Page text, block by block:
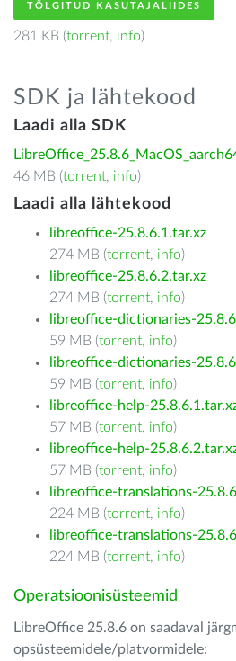
TÕLGITUD KASUTAJALIIDES
281 KB (torrent, info)
SDK ja lähtekood
Laadi alla SDK
46 MB (torrent, info)
Laadi alla lähtekood
libreoffice-25.8.6.1.tar.xz
274 MB (torrent, info)
libreoffice-25.8.6.2.tar.xz
274 MB (torrent, info)
libreoffice-dictionaries-
59 MB (torrent, info)
libreoffice-dictionaries-
59 MB (torrent, info)
libreoffice-help-
57 MB (torrent, info)
libreoffice-help-
57 MB (torrent, info)
libreoffice-translations-
224 MB (torrent, info)
libreoffice-translations-
224 MB (torrent, info)
Operatsioonisüsteemid
LibreOffice 25.8.6 on saadaval
opsüsteemidele/platvormidele: